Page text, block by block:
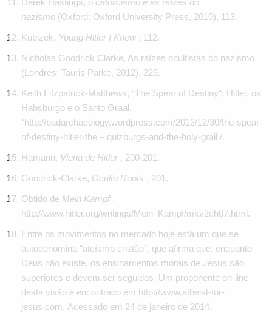
Derek Hastings, o catolicismo e as raízes do
nazismo (Oxford: Oxford University Press, 2010), 113.
Kubizek, Young Hitler I Knew , 112.
Nicholas Goodrick Clarke, As raízes ocultistas do nazismo
(Londres: Tauris Parke, 2012), 225.
Keith Fitzpatrick-Matthews, “The Spear of Destiny”: Hitler, os
Habsburgo e o Santo Graal,
“http://badarchaeology.wordpress.com/2012/12/30/the-spear-
of-destiny-hitler-the – quizburgs-and-the-holy-grail /.
Hamann, Viena de Hitler , 200-201.
Goodrick-Clarke, Oculto Roots , 201.
Obtido de Mein Kampf,
http://www.hitler.org/writings/Mein_Kampf/mkv2ch07.html.
Entre os movimentos no mercado hoje está um que se
autodenomina “ateísmo cristão”, que afirma que, enquanto
Deus não existe, os ensinamentos morais de Jesus são
superiores e devem ser seguidos. Um proponente on-line
desta visão é encontrado em http://www.atheist-for-
jesus.com. Acessado em 24 de janeiro de 2014.